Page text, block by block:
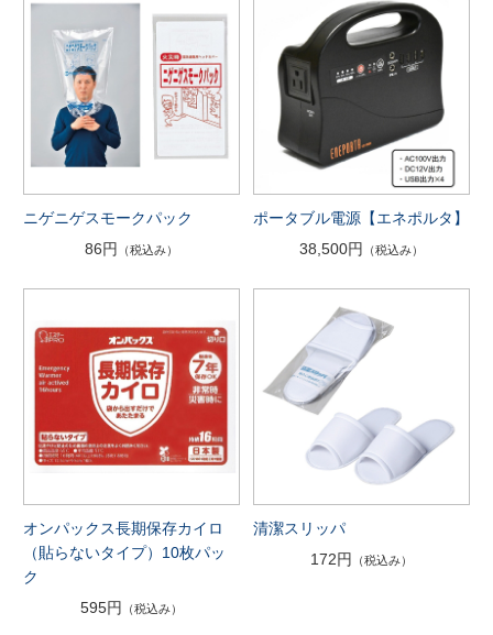
ニゲニゲスモークパック
86円
（税込み）
ポータブル電源【エネポルタ】
38,500円
（税込み）
オンパックス長期保存カイロ
（貼らないタイプ）10枚パッ
ク
595円
（税込み）
清潔スリッパ
172円
（税込み）